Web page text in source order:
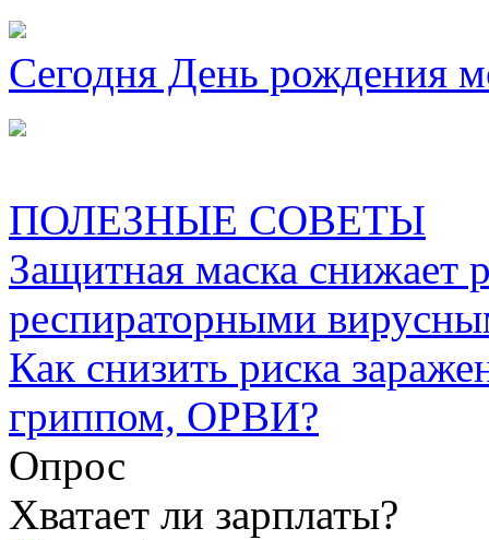
Сегодня День рождения
ПОЛЕЗНЫЕ СОВЕТЫ
Защитная маска снижает
респираторными
Как снизить риска
гриппом, ОРВИ?
Опрос
Хватает ли зарплаты?